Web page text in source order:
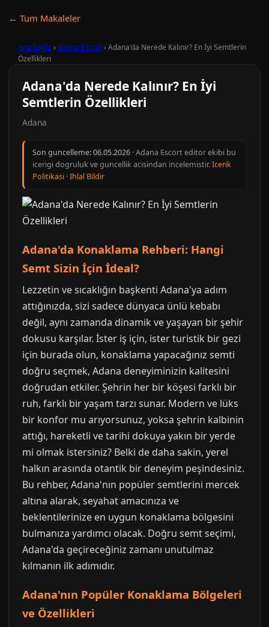
← Tum Makaleler
Ana Sayfa › Adana Escort› Adana'da Nerede Kalınır? En İyi Semtlerin
Özellikleri
Adana'da Nerede Kalınır? En İyi
Semtlerin Özellikleri
Adana
Son guncelleme:06.05.2026 · Adana Escort editor ekibi bu
icerigi dogruluk ve guncellik acisindan incelemistir.Icerik
Politikasi ·Ihlal Bildir
Adana'da Konaklama Rehberi: Hangi
Semt Sizin İçin İdeal?
Lezzetin ve sıcaklığın başkenti Adana'ya adım
attığınızda, sizi sadece dünyaca ünlü kebabı
değil, aynı zamanda dinamik ve yaşayan bir şehir
dokusu karşılar. İster iş için, ister turistik bir gezi
için burada olun, konaklama yapacağınız semti
doğru seçmek, Adana deneyiminizin kalitesini
doğrudan etkiler. Şehrin her bir köşesi farklı bir
ruh, farklı bir yaşam tarzı sunar. Modern ve lüks
bir konfor mu arıyorsunuz, yoksa şehrin kalbinin
attığı, hareketli ve tarihi dokuya yakın bir yerde
mi olmak istersiniz? Belki de daha sakin, yerel
halkın arasında otantik bir deneyim peşindesiniz.
Bu rehber, Adana'nın popüler semtlerini mercek
altına alarak, seyahat amacınıza ve
beklentilerinize en uygun konaklama bölgesini
bulmanıza yardımcı olacak. Doğru semt seçimi,
Adana'da geçireceğiniz zamanı unutulmaz
kılmanın ilk adımıdır.
Adana'nın Popüler Konaklama Bölgeleri
ve Özellikleri